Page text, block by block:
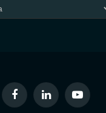
FacebookLinkedInYouTube